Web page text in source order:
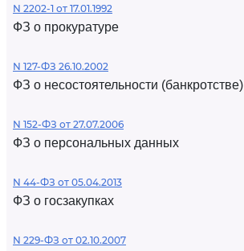
N 2202-1 от 17.01.1992
ФЗ о прокуратуре
N 127-ФЗ 26.10.2002
ФЗ о несостоятельности (банкротстве)
N 152-ФЗ от 27.07.2006
ФЗ о персональных данных
N 44-ФЗ от 05.04.2013
ФЗ о госзакупках
N 229-ФЗ от 02.10.2007